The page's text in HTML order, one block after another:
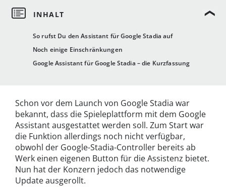
So rufst Du den Assistant für Google Stadia auf
Noch einige Einschränkungen
Google Assistant für Google Stadia – die Kurzfassung
Schon vor dem Launch von Google Stadia war
bekannt, dass die Spieleplattform mit dem Google
Assistant ausgestattet werden soll. Zum Start war
die Funktion allerdings noch nicht verfügbar,
obwohl der Google-Stadia-Controller bereits ab
Werk einen eigenen Button für die Assistenz bietet.
Nun hat der Konzern jedoch das notwendige
Update ausgerollt.